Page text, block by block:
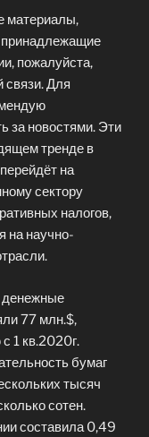
материалы,
принадлежащие
пожалуйста,
связи. Для
за новостями. Эти
тренде в
на
сектору
налогов,
на научно-
денежные
77 млн.$,
1 кв.2020г.
бумаг
тысяч
сотен.
составила 0,49